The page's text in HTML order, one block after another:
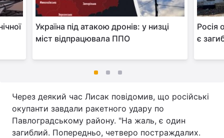
Україна під атакою дронів: у низці
міст відпрацювала ППО
Росія
є
Через деякий час Лисак повідомив, що російські
окупанти завдали ракетного удару по
Павлоградському району. "На жаль, є один
загиблий. Попередньо, четверо постраждалих.